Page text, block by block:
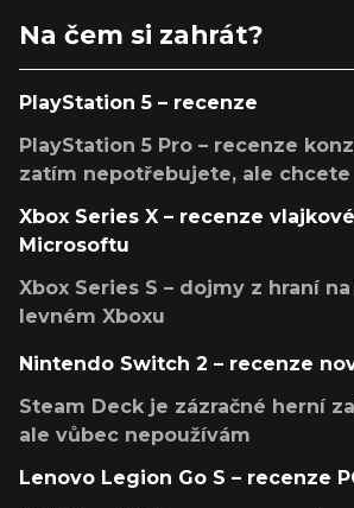
Na čem si zahrát?
PlayStation 5 – recenze
PlayStation 5 Pro – recenze
zatím nepotřebujete, ale chcete
Xbox Series X – recenze
Microsoftu
Xbox Series S – dojmy z hraní
levném Xboxu
Nintendo Switch 2 – recenze
Steam Deck je zázračné herní
ale vůbec nepoužívám
Lenovo Legion Go S – recenze